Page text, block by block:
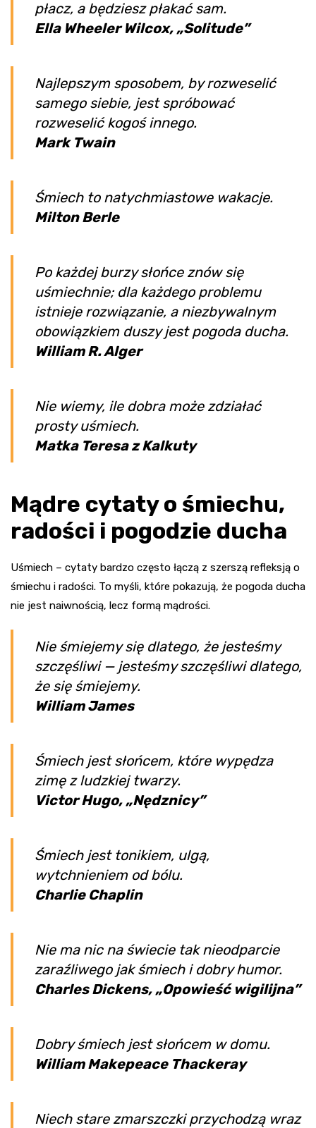
płacz, a będziesz płakać sam.
Ella Wheeler Wilcox, „Solitude”
Najlepszym sposobem, by rozweselić
samego siebie, jest spróbować
rozweselić kogoś innego.
Mark Twain
Śmiech to natychmiastowe wakacje.
Milton Berle
Po każdej burzy słońce znów się
uśmiechnie; dla każdego problemu
istnieje rozwiązanie, a niezbywalnym
obowiązkiem duszy jest pogoda ducha.
William R. Alger
Nie wiemy, ile dobra może zdziałać
prosty uśmiech.
Matka Teresa z Kalkuty
Mądre cytaty o śmiechu,
radości i pogodzie ducha
Uśmiech – cytaty bardzo często łączą z szerszą refleksją o
śmiechu i radości. To myśli, które pokazują, że pogoda ducha
nie jest naiwnością, lecz formą mądrości.
Nie śmiejemy się dlatego, że jesteśmy
szczęśliwi — jesteśmy szczęśliwi dlatego,
że się śmiejemy.
William James
Śmiech jest słońcem, które wypędza
zimę z ludzkiej twarzy.
Victor Hugo, „Nędznicy”
Śmiech jest tonikiem, ulgą,
wytchnieniem od bólu.
Charlie Chaplin
Nie ma nic na świecie tak nieodparcie
zaraźliwego jak śmiech i dobry humor.
Charles Dickens, „Opowieść wigilijna”
Dobry śmiech jest słońcem w domu.
William Makepeace Thackeray
Niech stare zmarszczki przychodzą wraz